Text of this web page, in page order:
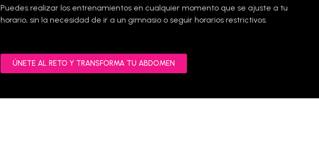
Puedes realizar los entrenamientos en cualquier momento que se ajuste a tu
horario, sin la necesidad de ir a un gimnasio o seguir horarios restrictivos.
ÚNETE AL RETO Y TRANSFORMA TU ABDOMEN